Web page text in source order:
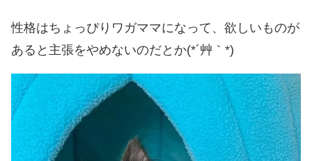
性格はちょっぴりワガママになって、欲しいものが
あると主張をやめないのだとか(*´艸｀*)